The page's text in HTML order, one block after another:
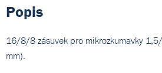
Popis
16/8/8 zásuvek pro mikrozkumavky
mm).